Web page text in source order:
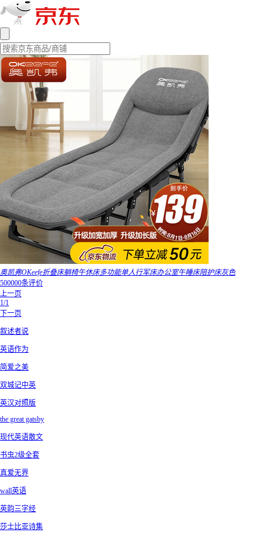
奥凯弗OKeefe折叠床躺椅午休床多功能单人行军床办公室午睡床陪护床灰色
500000条评价
上一页
1/1
下一页
叙述者说
英语作为
简爱之美
双城记中英
英汉对照版
the great gatsby
现代英语散文
书虫2级全套
真爱无界
wall英语
英韵三字经
莎士比亚诗集